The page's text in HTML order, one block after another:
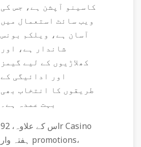
کاسینو آپشن ہے، جس کی
ویب سائٹ استعمال میں
آسان ہے، ویلکم بونس
شاندار ہے، اور
کھلاڑیوں کے لیے گیمز
اور ادائیگی کے
طریقوں کا انتخاب بھی
بہت عمدہ ہے۔
اس کے علاوہ، 92r Casino
ہفتہ وار promotions،